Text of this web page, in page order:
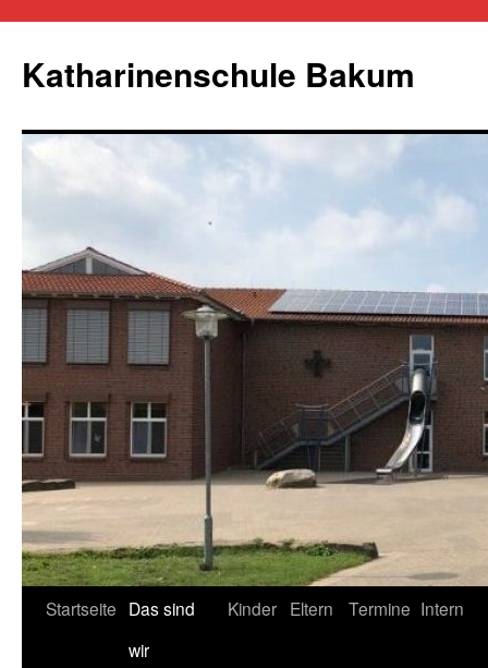
springen
Katharinenschule Bakum
Startseite Das sind
wir
Kinder Eltern Termine Intern